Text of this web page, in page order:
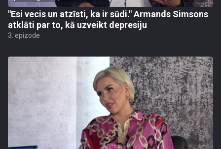
"Esi vecis un atzīsti, ka ir sūdi." Armands Simsons
atklāti par to, kā uzveikt depresiju
3. epizode